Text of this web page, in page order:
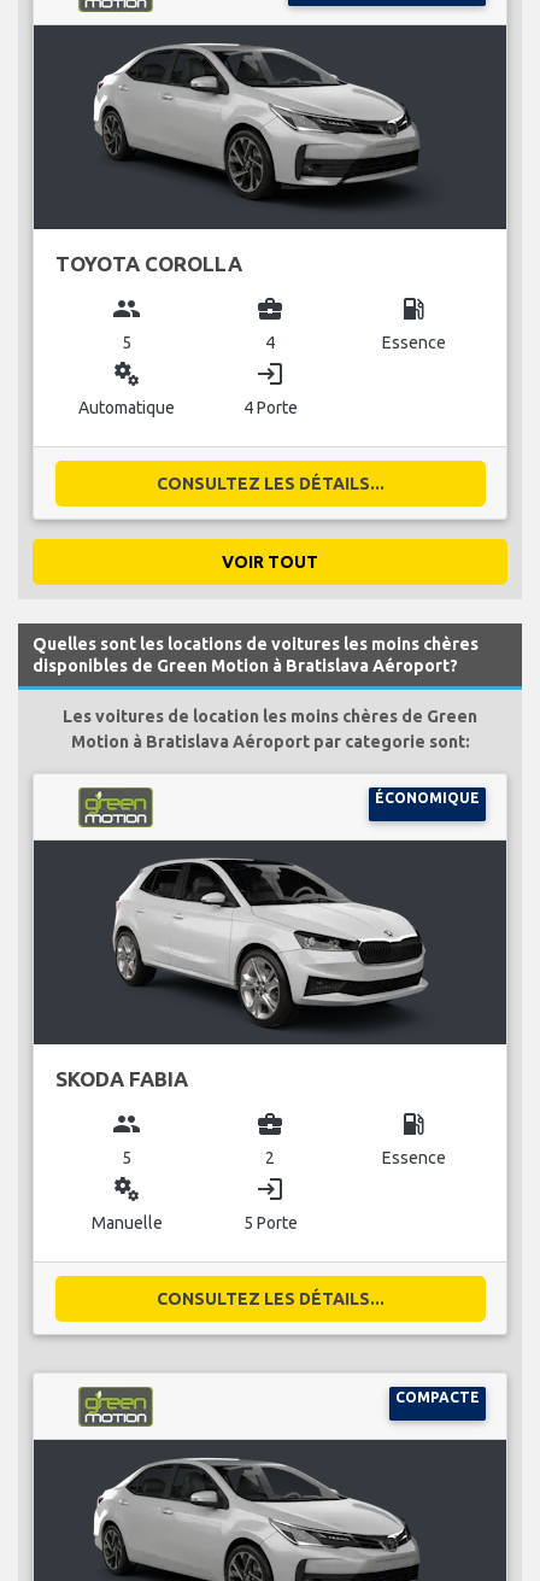
TOYOTA COROLLA
group
5
business_center
4
local_gas_station
Essence
miscellaneous_services
Automatique
login
4 Porte
CONSULTEZ LES DÉTAILS...
VOIR TOUT
Quelles sont les locations de voitures les moins chères
disponibles de Green Motion à Bratislava Aéroport?
Les voitures de location les moins chères de Green
Motion à Bratislava Aéroport par categorie sont:
ÉCONOMIQUE
SKODA FABIA
group
5
business_center
2
local_gas_station
Essence
miscellaneous_services
Manuelle
login
5 Porte
CONSULTEZ LES DÉTAILS...
COMPACTE